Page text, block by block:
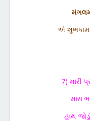
એ
7) મારી
મારા
હાથ